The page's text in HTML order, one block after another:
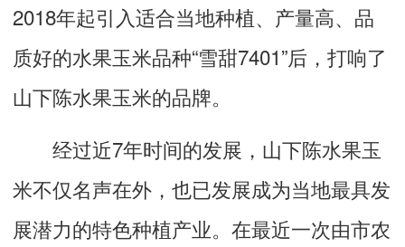
2018年起引入适合当地种植、产量高、品
质好的水果玉米品种“雪甜7401”后，打响了
山下陈水果玉米的品牌。
经过近7年时间的发展，山下陈水果玉
米不仅名声在外，也已发展成为当地最具发
展潜力的特色种植产业。在最近一次由市农